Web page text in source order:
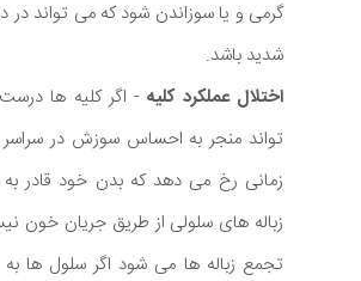
گرمی و یا سوزاندن شود که می تواند
شدید باشد.
اختلال عملکرد کلیه - اگر کلیه ها
تواند منجر به احساس سوزش در
زمانی رخ می دهد که بدن خود قادر
زباله های سلولی از طریق جریان خون
تجمع زباله ها می شود اگر سلول ها